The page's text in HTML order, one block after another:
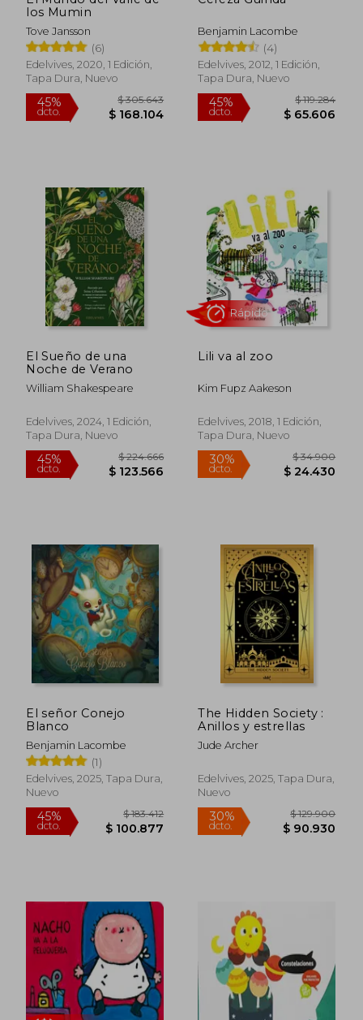
45%
dcto. $ 61.134
45%
los Mumin
Tove Jansson
(6)
Edelvives, 2020, 1 Edición,
Tapa Dura, Nuevo
45%
dcto. $ 168.104
Benjamin Lacombe
(4)
Edelvives, 2012, 1 Edición,
Tapa Dura, Nuevo
$
El Sueño de una
Noche de Verano
William Shakespeare
Edelvives, 2024, 1 Edición,
Tapa Dura, Nuevo
Lili va al zoo
Kim Fupz Aakeson
Edelvives, 2018, 1 Edición,
Tapa Dura, Nuevo
Rápido
El señor Conejo
Blanco
Benjamin Lacombe
(1)
Edelvives, 2025, Tapa Dura,
Nuevo
The Hidden Society :
Anillos y estrellas
Jude Archer
Edelvives, 2025, Tapa Dura,
Nuevo